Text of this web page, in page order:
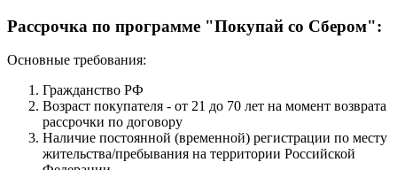
Рассрочка по программе "Покупай со Сбером":
Основные требования:
Гражданство РФ
Возраст покупателя - от 21 до 70 лет на момент возврата
рассрочки по договору
Наличие постоянной (временной) регистрации по месту
жительства/пребывания на территории Российской